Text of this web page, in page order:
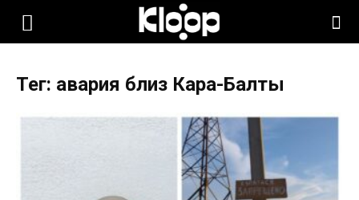
KLOOP.KG
Тег: авария близ Кара-Балты